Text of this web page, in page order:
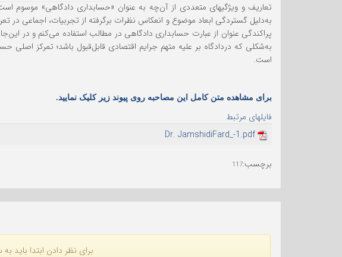
تعاریف و ویژگیهای متعددی از آن‌چه به عنوان «حسابداری دادگاهی» موسوم
به‌دلیل گستردگی ابعاد موضوع و انعکاس نظرات برگرفته از تجربیات، اجماعی در
پراکندگی عنوان از عبارت حسابداری دادگاهی در مطالب استفاده می‌کنم و در
به‌شکلی که دردادگاه بر علیه متهم جرایم اقتصادی قابل‌قبول باشد؛ تمرکز
است.
برای مشاهده متن کامل این مصاحبه روی پیوند زیر کلیک نمایید.
فایلهای مرتبط
Dr. JamshidiFard_-1.pdf
برچسب:
117
برای نظر دادن ابتدا باید